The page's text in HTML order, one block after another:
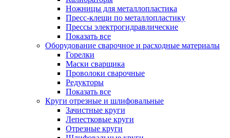
Ножницы для металлопластика
Пресс-клещи по металлопластику
Прессы электрогидравлические
Показать все
Оборудование сварочное и расходные материалы
Горелки
Маски сварщика
Проволоки сварочные
Редукторы
Показать все
Круги отрезные и шлифовальные
Зачистные круги
Лепестковые круги
Отрезные круги